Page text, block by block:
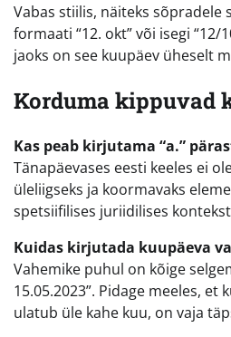
Vabas stiilis, näiteks
formaati “12. okt” või isegi
jaoks on see kuupäev üheselt
Korduma kippuvad
Kas peab kirjutama “a.”
Tänapäevases eesti keeles ei
üleliigseks ja koormavaks
spetsiifilises juriidilises
Kuidas kirjutada kuupäeva
Vahemike puhul on kõige
15.05.2023”. Pidage meeles,
ulatub üle kahe kuu, on vaja